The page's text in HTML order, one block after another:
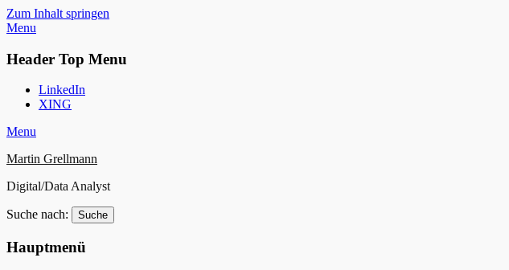
Zum Inhalt springen
Menu
Header Top Menu
LinkedIn
XING
Menu
Martin Grellmann
Digital/Data Analyst
Suche nach:
Hauptmenü